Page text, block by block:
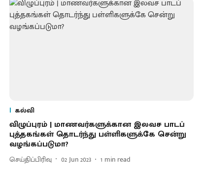
கல்வி
விழுப்புரம் | மாணவர்களுக்கான இலவச பாடப்
புத்தகங்கள் தொடர்ந்து பள்ளிகளுக்கே சென்று
வழங்கப்படுமா?
செய்திப்பிரிவு 02 Jun 2023 1 min read